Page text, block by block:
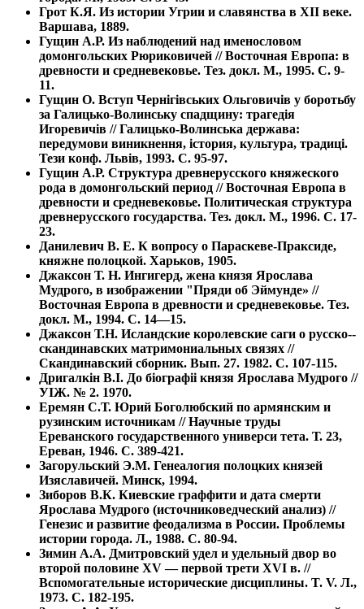
Грот К.Я. Из истории Угрии и славянства в XII веке.
Варшава, 1889.
Гущин А.Р. Из наблюдений над именословом
домонгольских Рюриковичей // Восточная Европа: в
древности и средневековье. Тез. докл. М., 1995. С. 9-
11.
Гущин О. Вступ Чернiгiвських Ольговичiв у боротьбу
за Галицько-Волинську спадщину: трагедiя
Игоревичiв // Галицько-Волинська держава:
передумови виникнення, iстория, культура, традицi.
Тези конф. Львiв, 1993. С. 95-97.
Гущин А.Р. Структура древнерусского княжеского
рода в домонгольский период // Восточная Европа в
древности и средневековье. Политическая структура
древнерусского государства. Тез. докл. М., 1996. С. 17-
23.
Данилевич В. Е. К вопросу о Параскеве-Праксиде,
княжне полоцкой. Харьков, 1905.
Джаксон Т. Н. Ингигерд, жена князя Ярослава
Мудрого, в изображении "Пряди об Эймунде» //
Восточная Европа в древности и средневековье. Тез.
докл. М., 1994. С. 14—15.
Джаксон Т.Н. Исландские королевские саги о русско--
скандинавских матримониальных связях //
Скандинавский сборник. Вып. 27. 1982. С. 107-115.
Дригалкiн В.I. До бioграфii князя Ярослава Мудрого //
УIЖ. № 2. 1970.
Еремян С.Т. Юрий Боголюбский по армянским и
рузинским источникам // Научные труды
Ереванского государственного универси тета. Т. 23,
Ереван, 1946. С. 389-421.
Загорульский Э.М. Генеалогия полоцких князей
Изяславичей. Минск, 1994.
Зиборов В.К. Киевские граффити и дата смерти
Ярослава Мудрого (источниковедческий анализ) //
Генезис и развитие феодализма в России. Проблемы
истории города. Л., 1988. С. 80-94.
Зимин А.А. Дмитровский удел и удельный двор во
второй половине XV — первой трети XVI в. //
Вспомогательные исторические дисциплины. T. V. Л.,
1973. С. 182-195.